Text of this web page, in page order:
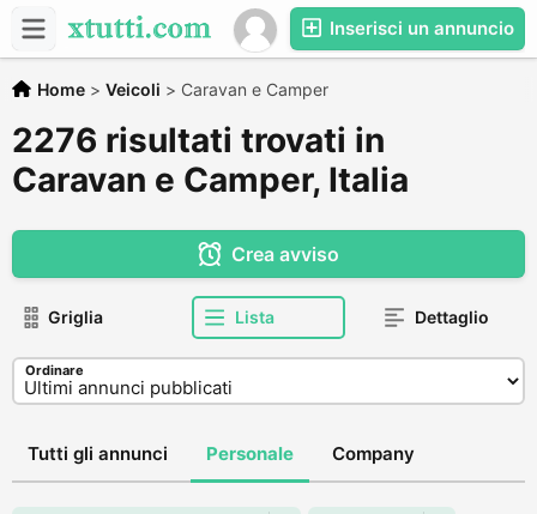
Inserisci un annuncio
Home > Veicoli > Caravan e Camper
2276 risultati trovati in
Caravan e Camper, Italia
Crea avviso
Griglia Lista Dettaglio
Ordinare
Tutti gli annunci Personale Company